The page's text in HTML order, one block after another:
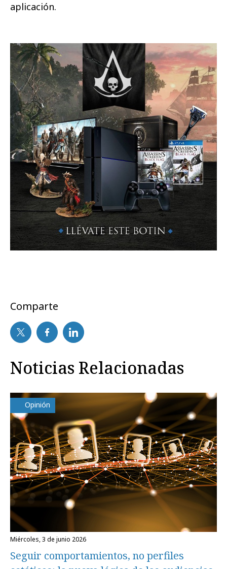
aplicación.
Comparte
Noticias Relacionadas
Opinión
miércoles, 3 de junio 2026
Seguir comportamientos, no perfiles